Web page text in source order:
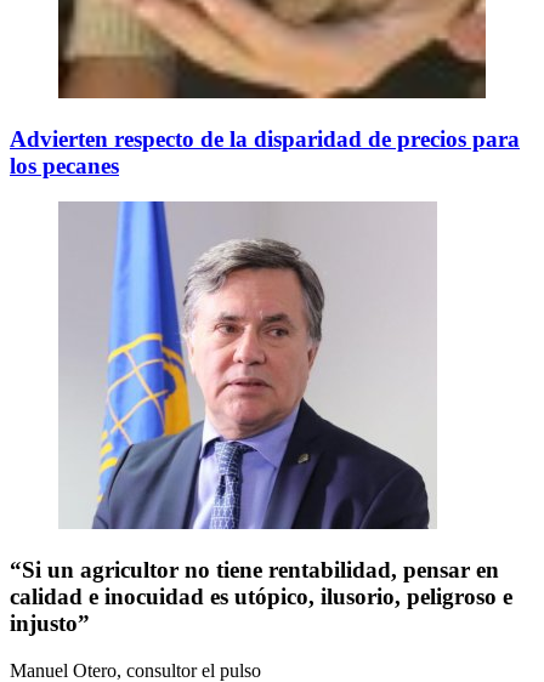
Advierten respecto de la disparidad de precios para
los pecanes
“Si un agricultor no tiene rentabilidad, pensar en
calidad e inocuidad es utópico, ilusorio, peligroso e
injusto”
Manuel Otero, consultor el pulso